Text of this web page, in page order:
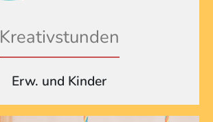
Kreativstunden
Erw. und Kinder